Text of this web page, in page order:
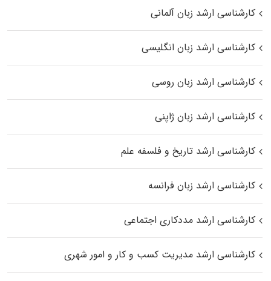
کارشناسی ارشد زبان آلمانی
کارشناسی ارشد زبان انگلیسی
کارشناسی ارشد زبان روسی
کارشناسی ارشد زبان ژاپنی
کارشناسی ارشد تاریخ و فلسفه علم
کارشناسی ارشد زبان فرانسه
کارشناسی ارشد مددکاری اجتماعی
کارشناسی ارشد مدیریت کسب و کار و امور شهری